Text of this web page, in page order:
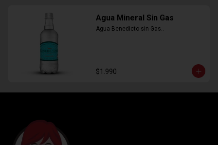
Agua Mineral Sin Gas
Agua Benedicto sin Gas..
$1.990